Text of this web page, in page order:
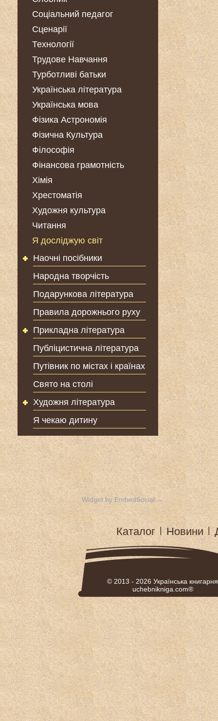
Соціальний педагог
Сценарії
Технології
Трудове Навчання
Турботливі батьки
Українська література
Українська мова
Фізика Астрономія
Фізична Культура
Філософія
Фінансова грамотність
Хімія
Хрестоматія
Художня культура
Читання
Я досліджую світ
Наочні посібники
Народна творчість
Подарункова література
Правила дорожнього руху
Прикладна література
Публіцистична література
Путівник по містах і країнах
Свято на столі
Художня література
Я чекаю дитину
Widget by EmbedSocial→
Каталог | Новини |
© 2013 - 2026 Українська книгарня
uchebnikniga.com®